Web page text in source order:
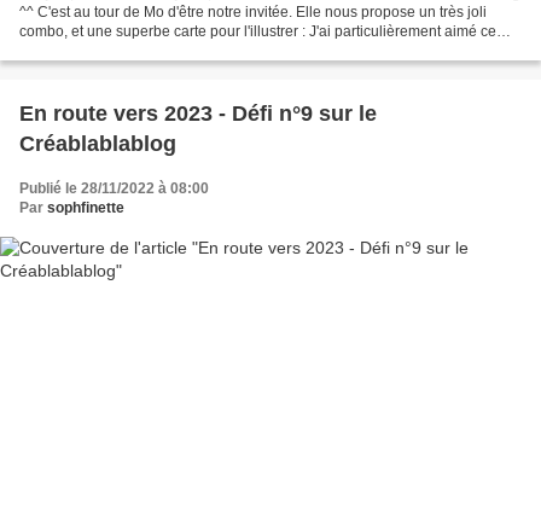
^^ C'est au tour de Mo d'être notre invitée. Elle nous propose un très joli
combo, et une superbe carte pour l'illustrer : J'ai particulièrement aimé ce
En route vers 2023 - Défi n°9 sur le
Créablablablog
Publié le 28/11/2022 à 08:00
Par sophfinette